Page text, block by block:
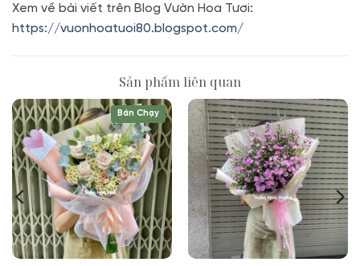
Xem về bài viết trên Blog Vườn Hoa Tươi:
https://vuonhoatuoi80.blogspot.com/
Sản phẩm liên quan
Bán Chạy